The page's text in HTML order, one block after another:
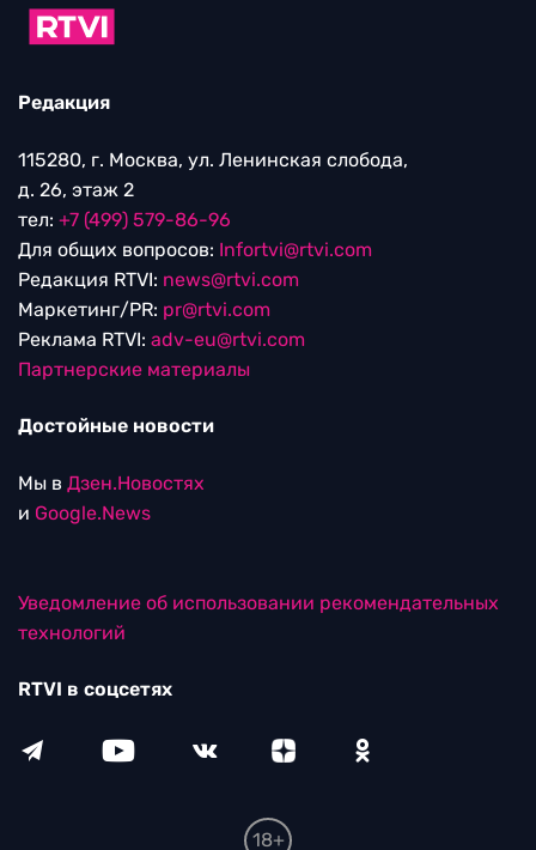
Редакция
115280, г. Москва, ул. Ленинская слобода,
д. 26, этаж 2
тел: +7 (499) 579-86-96
Для общих вопросов: Infortvi@rtvi.com
Редакция RTVI: news@rtvi.com
Маркетинг/PR: pr@rtvi.com
Реклама RTVI: adv-eu@rtvi.com
Партнерские материалы
Достойные новости
Мы в Дзен.Новостях
и Google.News
Уведомление об использовании рекомендательных
технологий
RTVI в соцсетях
18+